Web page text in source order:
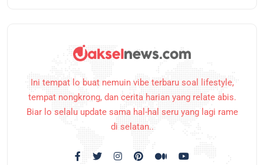
Ini tempat lo buat nemuin vibe terbaru soal lifestyle,
tempat nongkrong, dan cerita harian yang relate abis.
Biar lo selalu update sama hal-hal seru yang lagi rame
di selatan..